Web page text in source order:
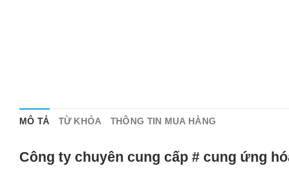
MÔ TẢ TỪ KHÓA THÔNG TIN MUA HÀNG
Công ty chuyên cung cấp # cung ứng